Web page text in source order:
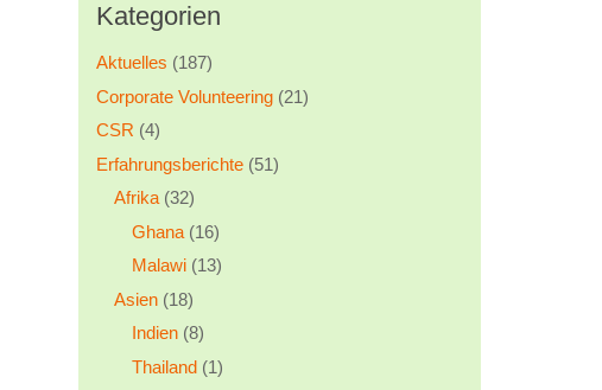
Kategorien
Aktuelles (187)
Corporate Volunteering(21)
CSR (4)
Erfahrungsberichte(51)
Afrika(32)
Ghana(16)
Malawi(13)
Asien(18)
Indien(8)
Thailand(1)